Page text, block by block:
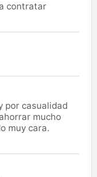
contratar
por casualidad
mucho
muy cara.